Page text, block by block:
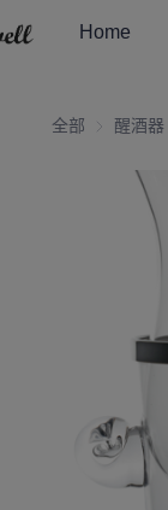
Home
全部 醒酒器